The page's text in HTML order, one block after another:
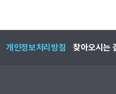
개인정보처리방침 찾아오시는